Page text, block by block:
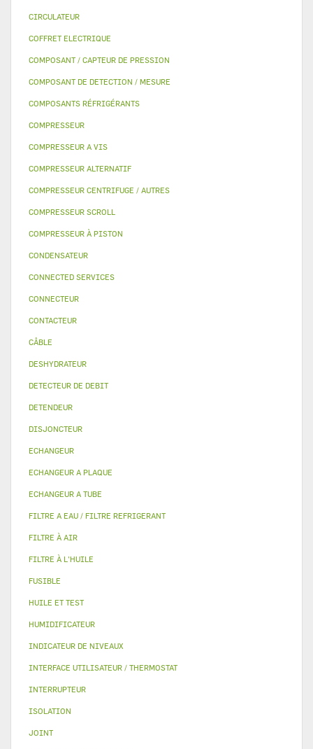
CIRCULATEUR
COFFRET ELECTRIQUE
COMPOSANT / CAPTEUR DE PRESSION
COMPOSANT DE DETECTION / MESURE
COMPOSANTS RÉFRIGÉRANTS
COMPRESSEUR
COMPRESSEUR A VIS
COMPRESSEUR ALTERNATIF
COMPRESSEUR CENTRIFUGE / AUTRES
COMPRESSEUR SCROLL
COMPRESSEUR À PISTON
CONDENSATEUR
CONNECTED SERVICES
CONNECTEUR
CONTACTEUR
CÂBLE
DESHYDRATEUR
DETECTEUR DE DEBIT
DETENDEUR
DISJONCTEUR
ECHANGEUR
ECHANGEUR A PLAQUE
ECHANGEUR A TUBE
FILTRE A EAU / FILTRE REFRIGERANT
FILTRE À AIR
FILTRE À L'HUILE
FUSIBLE
HUILE ET TEST
HUMIDIFICATEUR
INDICATEUR DE NIVEAUX
INTERFACE UTILISATEUR / THERMOSTAT
INTERRUPTEUR
ISOLATION
JOINT